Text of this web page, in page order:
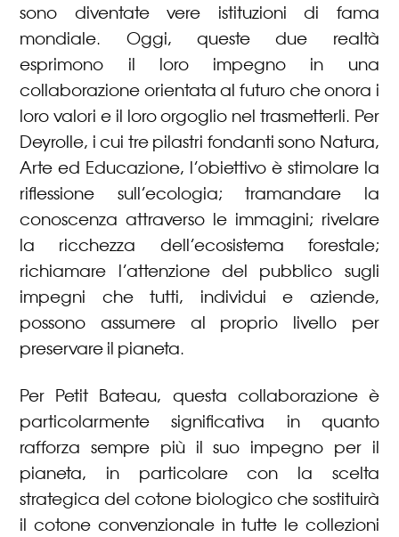
sono diventate vere istituzioni di fama
mondiale. Oggi, queste due realtà
esprimono il loro impegno in una
collaborazione orientata al futuro che onora i
loro valori e il loro orgoglio nel trasmetterli. Per
Deyrolle, i cui tre pilastri fondanti sono Natura,
Arte ed Educazione, l’obiettivo è stimolare la
riflessione sull’ecologia; tramandare la
conoscenza attraverso le immagini; rivelare
la ricchezza dell’ecosistema forestale;
richiamare l’attenzione del pubblico sugli
impegni che tutti, individui e aziende,
possono assumere al proprio livello per
preservare il pianeta.
Per Petit Bateau, questa collaborazione è
particolarmente significativa in quanto
rafforza sempre più il suo impegno per il
pianeta, in particolare con la scelta
strategica del cotone biologico che sostituirà
il cotone convenzionale in tutte le collezioni